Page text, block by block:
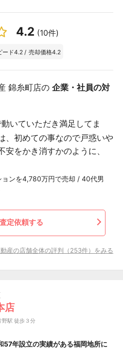
4.2 (10件)
ード4.2 / 売却価格4.2
錦糸町店の 企業・社員の対
いていただき満足してま
、初めての事なので戸惑いや
をかき消すかのように、
ョンを4,780万円で売却 / 40代男
定依頼する
産の店舗全体の評判（253件）をみる
店
野駅 徒歩３分
57年設立の実績がある福岡地所に